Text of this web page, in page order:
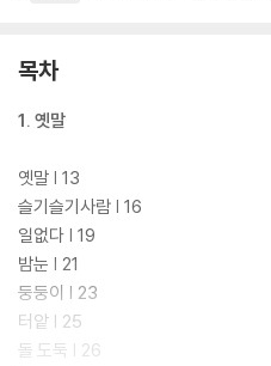
목차
1. 옛말
옛말 | 13
슬기슬기사람 | 16
일없다 | 19
밤눈 | 21
둥둥이 | 23
터앝 | 25
돌 도둑 | 26